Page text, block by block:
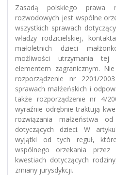
Zasadą polskiego prawa
rozwodowych jest wspólne
wszystkich sprawach
władzy rodzicielskiej,
małoletnich dzieci
możliwości utrzymania
elementem zagranicznym.
rozporządzenie nr 2201/
sprawach małżeńskich i
także rozporządzenie nr 4/
wyraźnie odrębnie traktują
rozwiązania małżeństwa
dotyczących dzieci. W
wyjątki od tych reguł,
wspólnego orzekania
kwestiach dotyczących
zmiany jurysdykcji.